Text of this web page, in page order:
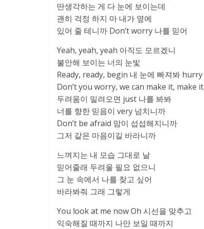
딴생각하는 게 다 눈에 보이는데
괜히 걱정 하지 마 내가 옆에
있어 줄 테니까 Don’t worry 나를 믿어
Yeah, yeah, yeah 아직도 모르겠니
불안해 보이는 너의 눈빛
Ready, ready, begin 내 눈에 빠져봐 hurry
Don’t you worry, we can make it, make it
두려움이 밀려오면 just 나를 봐봐
너를 향한 믿음이 very 넘치니까
Don’t be afraid 맘이 섭섭해지니까
그저 같은 마음이길 바라니까
느껴지는 내 모습 그대로 날
믿어줄래 두려울 필요 없으니
그 눈 속에서 나를 찾고 싶어
바라봐줘 그래 그렇게
You look at me now Oh 시선을 맞추고
익숙해질 때까지 나만 보일 때까지